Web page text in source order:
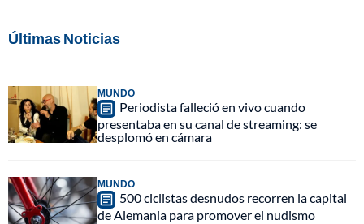
Últimas Noticias
MUNDO
Periodista falleció en vivo cuando
presentaba en su canal de streaming: se
desplomó en cámara
MUNDO
500 ciclistas desnudos recorren la capital
de Alemania para promover el nudismo